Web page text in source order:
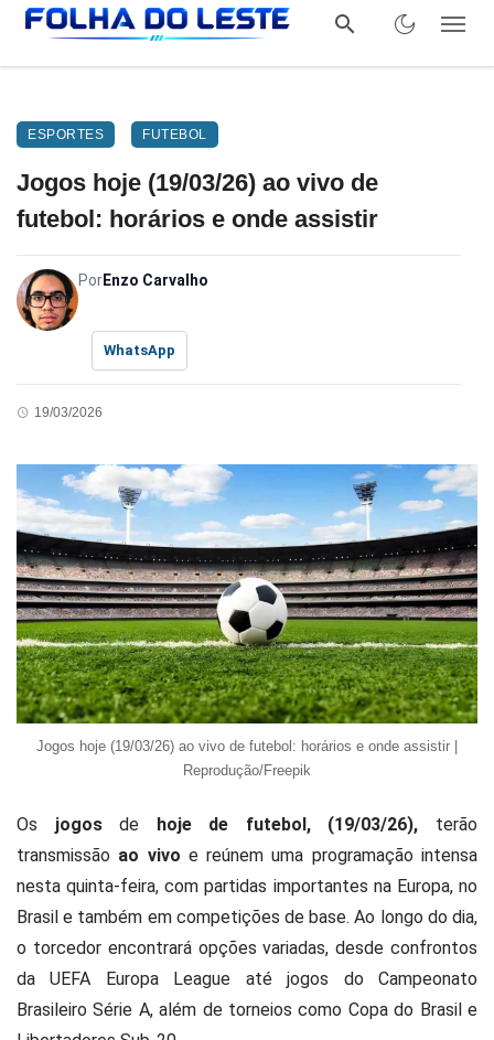
ESPORTES FUTEBOL
Jogos hoje (19/03/26) ao vivo de
futebol: horários e onde assistir
PorEnzo Carvalho
WhatsApp
19/03/2026
Jogos hoje (19/03/26) ao vivo de futebol: horários e onde assistir |
Reprodução/Freepik
Os jogosde hoje de futebol, (19/03/26), terão
transmissão ao vivo e reúnem uma programação intensa
nesta quinta-feira, com partidas importantes na Europa, no
Brasil e também em competições de base. Ao longo do dia,
o torcedor encontrará opções variadas, desde confrontos
daUEFA Europa League até jogos doCampeonato
Brasileiro Série A, além de torneios como Copa do Brasil e